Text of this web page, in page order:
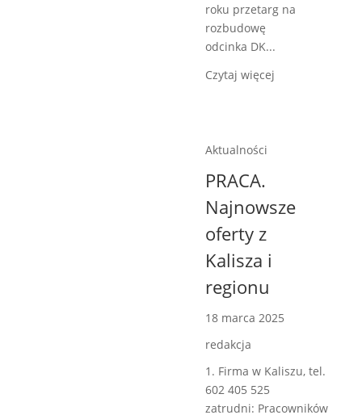
roku przetarg na
rozbudowę
odcinka DK...
Czytaj więcej
Aktualności
PRACA.
Najnowsze
oferty z
Kalisza i
regionu
18 marca 2025
redakcja
1. Firma w Kaliszu, tel.
602 405 525
zatrudni: Pracowników